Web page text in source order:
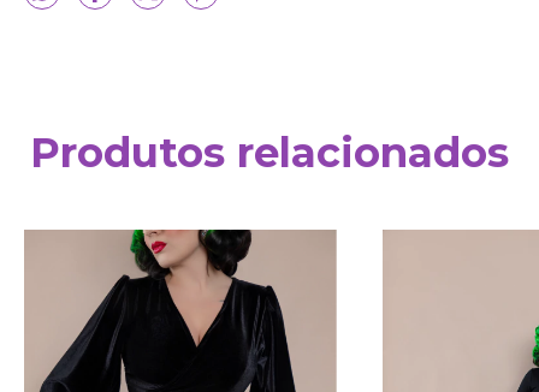
Produtos relacionados